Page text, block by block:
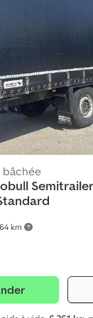
kg, certificat DIN
de chargement
taille des pneus :
91 m³, essieu 1 : ,
protection
EBS, support
pour transport
à 15
anti-
km
bâchée
Semitrailer